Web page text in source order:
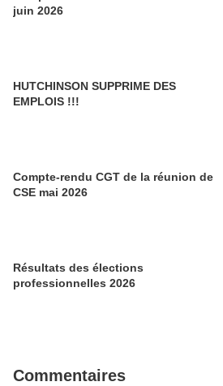
juin 2026
HUTCHINSON SUPPRIME DES
EMPLOIS !!!
Compte-rendu CGT de la réunion de
CSE mai 2026
Résultats des élections
professionnelles 2026
Commentaires